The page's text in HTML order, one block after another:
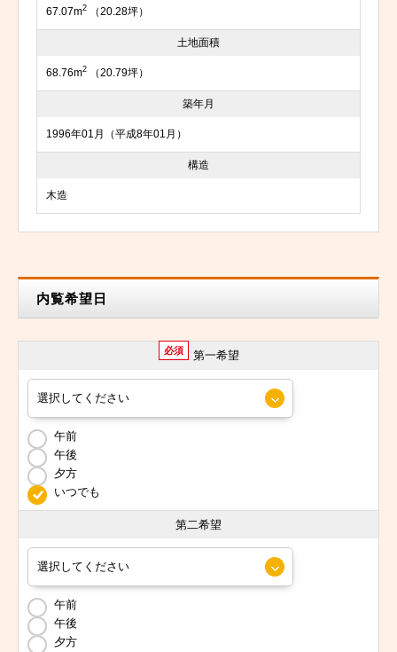
67.07m2 （20.28坪）
土地面積
68.76m2 （20.79坪）
築年月
1996年01月（平成8年01月）
構造
木造
内覧希望日
必須 第一希望
午前
午後
夕方
いつでも
第二希望
午前
午後
夕方